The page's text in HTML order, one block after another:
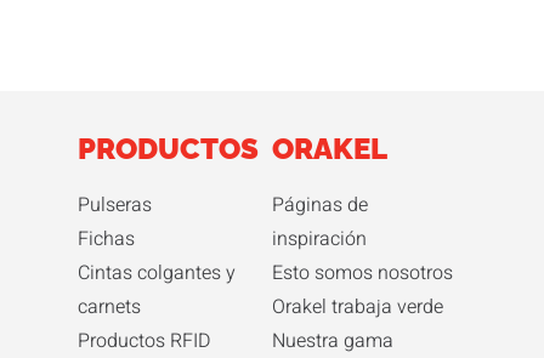
PRODUCTOS
Pulseras
Fichas
Cintas colgantes y
carnets
Productos RFID
ORAKEL
Páginas de
inspiración
Esto somos nosotros
Orakel trabaja verde
Nuestra gama